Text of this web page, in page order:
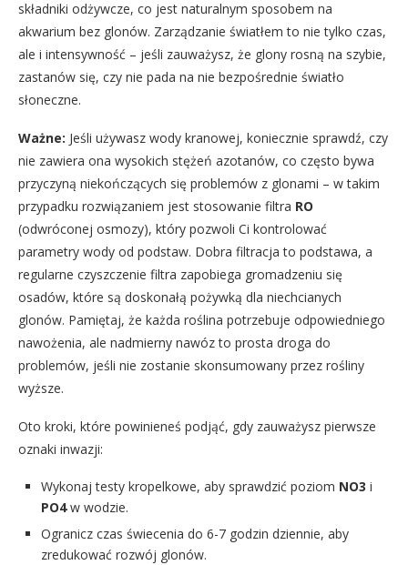
składniki odżywcze, co jest naturalnym sposobem na
akwarium bez glonów. Zarządzanie światłem to nie tylko czas,
ale i intensywność – jeśli zauważysz, że glony rosną na szybie,
zastanów się, czy nie pada na nie bezpośrednie światło
słoneczne.
Ważne: Jeśli używasz wody kranowej, koniecznie sprawdź, czy
nie zawiera ona wysokich stężeń azotanów, co często bywa
przyczyną niekończących się problemów z glonami – w takim
przypadku rozwiązaniem jest stosowanie filtra RO
(odwróconej osmozy), który pozwoli Ci kontrolować
parametry wody od podstaw. Dobra filtracja to podstawa, a
regularne czyszczenie filtra zapobiega gromadzeniu się
osadów, które są doskonałą pożywką dla niechcianych
glonów. Pamiętaj, że każda roślina potrzebuje odpowiedniego
nawożenia, ale nadmierny nawóz to prosta droga do
problemów, jeśli nie zostanie skonsumowany przez rośliny
wyższe.
Oto kroki, które powinieneś podjąć, gdy zauważysz pierwsze
oznaki inwazji:
Wykonaj testy kropelkowe, aby sprawdzić poziom NO3 i
PO4w wodzie.
Ogranicz czas świecenia do 6-7 godzin dziennie, aby
zredukować rozwój glonów.